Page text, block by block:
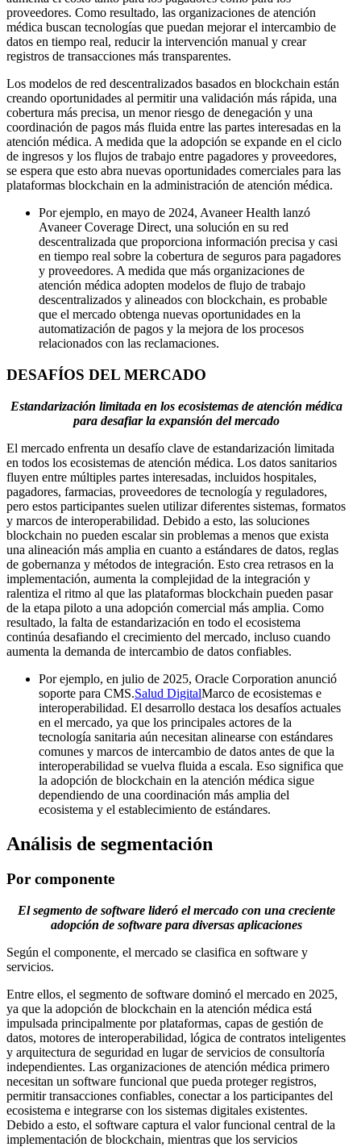
proveedores. Como resultado, las organizaciones de atención
médica buscan tecnologías que puedan mejorar el intercambio de
datos en tiempo real, reducir la intervención manual y crear
registros de transacciones más transparentes.
Los modelos de red descentralizados basados ​​en blockchain están
creando oportunidades al permitir una validación más rápida, una
cobertura más precisa, un menor riesgo de denegación y una
coordinación de pagos más fluida entre las partes interesadas en la
atención médica. A medida que la adopción se expande en el ciclo
de ingresos y los flujos de trabajo entre pagadores y proveedores,
se espera que esto abra nuevas oportunidades comerciales para las
plataformas blockchain en la administración de atención médica.
Por ejemplo, en mayo de 2024, Avaneer Health lanzó
Avaneer Coverage Direct, una solución en su red
descentralizada que proporciona información precisa y casi
en tiempo real sobre la cobertura de seguros para pagadores
y proveedores. A medida que más organizaciones de
atención médica adopten modelos de flujo de trabajo
descentralizados y alineados con blockchain, es probable
que el mercado obtenga nuevas oportunidades en la
automatización de pagos y la mejora de los procesos
relacionados con las reclamaciones.
DESAFÍOS DEL MERCADO
Estandarización limitada en los ecosistemas de atención médica
para desafiar la expansión del mercado
El mercado enfrenta un desafío clave de estandarización limitada
en todos los ecosistemas de atención médica. Los datos sanitarios
fluyen entre múltiples partes interesadas, incluidos hospitales,
pagadores, farmacias, proveedores de tecnología y reguladores,
pero estos participantes suelen utilizar diferentes sistemas, formatos
y marcos de interoperabilidad. Debido a esto, las soluciones
blockchain no pueden escalar sin problemas a menos que exista
una alineación más amplia en cuanto a estándares de datos, reglas
de gobernanza y métodos de integración. Esto crea retrasos en la
implementación, aumenta la complejidad de la integración y
ralentiza el ritmo al que las plataformas blockchain pueden pasar
de la etapa piloto a una adopción comercial más amplia. Como
resultado, la falta de estandarización en todo el ecosistema
continúa desafiando el crecimiento del mercado, incluso cuando
aumenta la demanda de intercambio de datos confiables.
Por ejemplo, en julio de 2025, Oracle Corporation anunció
soporte para CMS.Salud DigitalMarco de ecosistemas e
interoperabilidad. El desarrollo destaca los desafíos actuales
en el mercado, ya que los principales actores de la
tecnología sanitaria aún necesitan alinearse con estándares
comunes y marcos de intercambio de datos antes de que la
interoperabilidad se vuelva fluida a escala. Eso significa que
la adopción de blockchain en la atención médica sigue
dependiendo de una coordinación más amplia del
ecosistema y el establecimiento de estándares.
Análisis de segmentación
Por componente
El segmento de software lideró el mercado con una creciente
adopción de software para diversas aplicaciones
Según el componente, el mercado se clasifica en software y
servicios.
Entre ellos, el segmento de software dominó el mercado en 2025,
ya que la adopción de blockchain en la atención médica está
impulsada principalmente por plataformas, capas de gestión de
datos, motores de interoperabilidad, lógica de contratos inteligentes
y arquitectura de seguridad en lugar de servicios de consultoría
independientes. Las organizaciones de atención médica primero
necesitan un software funcional que pueda proteger registros,
permitir transacciones confiables, conectar a los participantes del
ecosistema e integrarse con los sistemas digitales existentes.
Debido a esto, el software captura el valor funcional central de la
implementación de blockchain, mientras que los servicios